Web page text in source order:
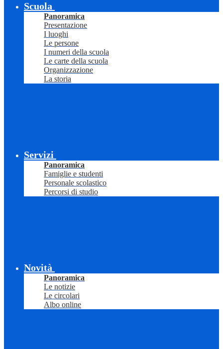
Scuola
Panoramica
Presentazione
I luoghi
Le persone
I numeri della scuola
Le carte della scuola
Organizzazione
La storia
Servizi
Panoramica
Famiglie e studenti
Personale scolastico
Percorsi di studio
Novità
Panoramica
Le notizie
Le circolari
Albo online